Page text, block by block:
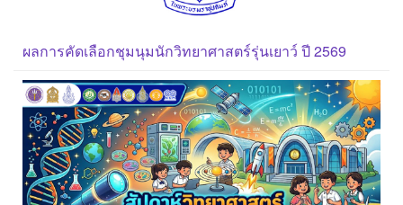
ผลการคัดเลือกชุมนุมนักวิทยาศาสตร์รุ่นเยาว์ ปี 2569